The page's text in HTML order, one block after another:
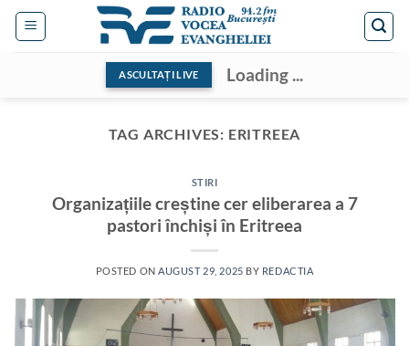
Skip
ASCULTAȚI LIVE Loading ...
TAG ARCHIVES: ERITREEA
STIRI
Organizațiile creștine cer eliberarea a 7
pastori închiși în Eritreea
POSTED ON AUGUST 29, 2025 BY REDACTIA